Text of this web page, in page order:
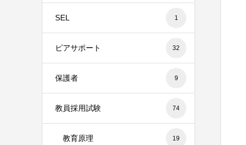
SEL 1
ピアサポート 32
保護者 9
教員採用試験 74
教育原理 19